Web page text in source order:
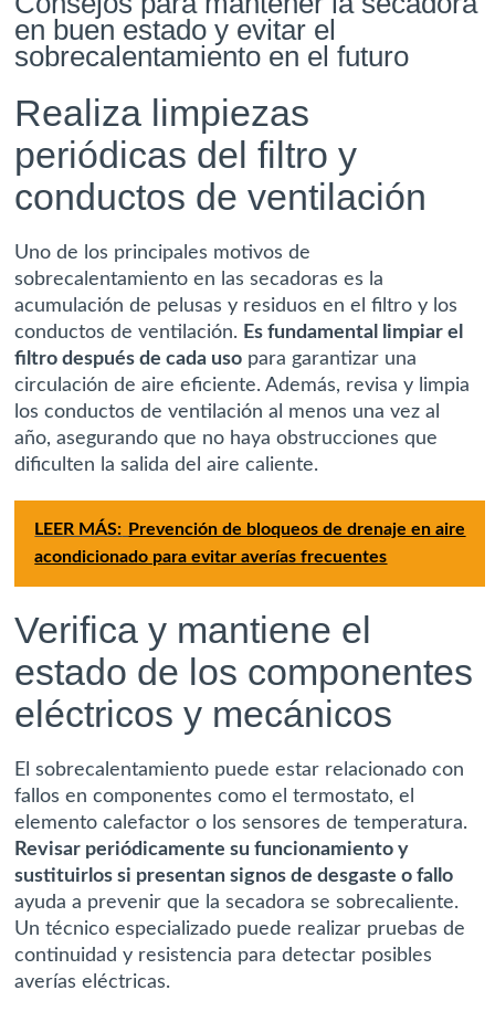
en buen estado y evitar el
sobrecalentamiento en el futuro
Realiza limpiezas
periódicas del filtro y
conductos de ventilación
Uno de los principales motivos de
sobrecalentamiento en las secadoras es la
acumulación de pelusas y residuos en el filtro y los
conductos de ventilación. Es fundamental limpiar el
filtro después de cada uso para garantizar una
circulación de aire eficiente. Además, revisa y limpia
los conductos de ventilación al menos una vez al
año, asegurando que no haya obstrucciones que
dificulten la salida del aire caliente.
LEER MÁS: Prevención de bloqueos de drenaje en aire
acondicionado para evitar averías frecuentes
Verifica y mantiene el
estado de los componentes
eléctricos y mecánicos
El sobrecalentamiento puede estar relacionado con
fallos en componentes como el termostato, el
elemento calefactor o los sensores de temperatura.
Revisar periódicamente su funcionamiento y
sustituirlos si presentan signos de desgaste o fallo
ayuda a prevenir que la secadora se sobrecaliente.
Un técnico especializado puede realizar pruebas de
continuidad y resistencia para detectar posibles
averías eléctricas.